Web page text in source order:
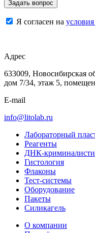
Я согласен на
Адрес
633009, Новосибирская
дом 7/34, этаж 5,
E-mail
info@litolab.ru
Лабораторный
Реагенты
ДНК-
Гистология
Флаконы
Тест-системы
Оборудование
Пакеты
Силикагель
О компании